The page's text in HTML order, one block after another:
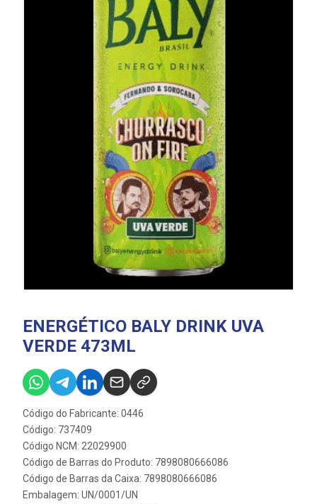
ENERGÉTICO BALY DRINK UVA
VERDE 473ML
Código do Fabricante: 0446
Código: 737409
Código NCM: 22029900
Código de Barras do Produto: 7898080666086
Código de Barras da Caixa: 7898080666086
Embalagem: UN/0001/UN